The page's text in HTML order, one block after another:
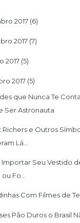
2017 (6)
2017 (7)
2017 (5)
2017 (5)
que Nunca Te
Ser Astronauta
Richers e Outros
Lá...
Importar Seu Vestido
Fo...
Com Filmes de
Pão Duros o Brasil